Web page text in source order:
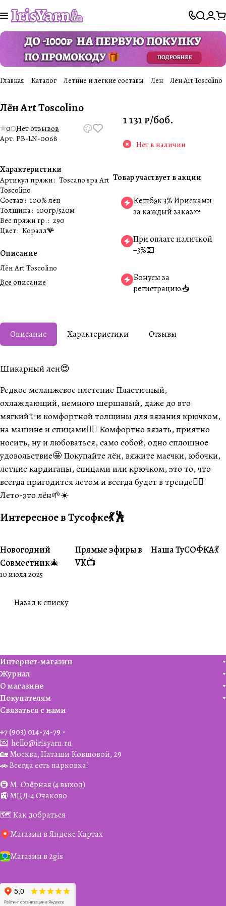
Главная Каталог Летние и легкие составы Лен Лён Art Toscolino
Лён Art Toscolino
0 Нет отзывов
Арт. PB-LN-0068
Характеристики
Артикул пряжи: Toscanо spa Art
Toscolino
Состав: 100% лён
Толщина: 100гр/520м
Вес пряжи гр.: 290
Цвет: Коралл🪸
Описание
Лён Art Toscolino
Все описание
1 131 ₽/боб.
Нет в наличии
Товар участвует в акции
Кешбэк 3% Ирисками
за каждый заказ🍬
При оплате наличкой
−3%💵
Бонусы за
регистрацию📥
Описание Характеристики Отзывы
Шикарный лен😍
Редкое меланжевое плетение Пластичный,
охлаждающий, немного шершавый, даже до вто
мягкий✨и комфортной толщины для вязания крючком,
на машине и спицами👌🏽 Комфортно вязать, приятно
носить, ну и любоваться, само собой, одно сплошное
удовольствие🤩 Покупайте лён, вяжите маечки, юбочки,
летние кардиганы, спицами или крючком, это то, что
всегда пригодится летом и всегда будет в тренде👌🏽
Лето-это лён🌱☀️
Интересное в Тусофке💃🕺
#Совместники
Новогодний
Совместник🎄
10 июля 2025
#Житуха
Прямые эфиры в
VK📺
#Совместники
Наша ТуСОФКА💃
Назад к списку
Интернет-магазин
Журнал
О магазине
Покупателям
Связаться с нами
+7 (903) 014-74-79‬
💌 hello@irisyarn.ru
🏡 Москва, Наташи Ковшовой, 29
🚗 Всегда есть парковка!
🚇 М. Озёрная (4 выход)
🚉 МЦД-4 Очаково
🗺️ Как добраться
Магазин в Яндекс Картах
Магазин в 2gis